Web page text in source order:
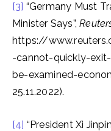
[3] “Germany Must
Minister Says”,
https://
-cannot-quickly-
be-examined-
25.11.2022).
[4] “President Xi